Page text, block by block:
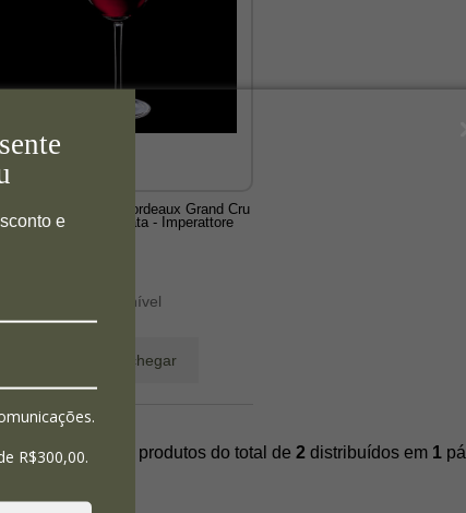
e
R$300,00.
de Cristal para Bordeaux Grand Cru
6 Peças Selo Prata - Imperattore
Produto Indisponível
Avise-me quando chegar
Mostrando produtos do total de 2 distribuídos em 1